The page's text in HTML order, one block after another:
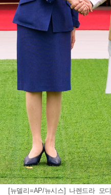
[뉴델리=AP/뉴시스] 나렌드라 모